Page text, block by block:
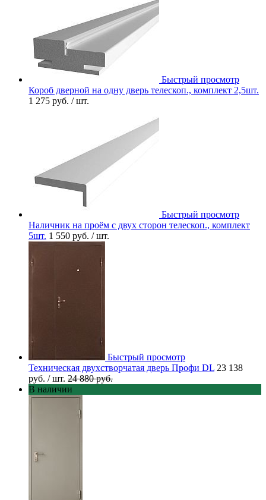
Быстрый просмотр
Короб дверной на одну дверь телескоп., комплект 2,5шт.
1 275 руб. / шт.
Быстрый просмотр
Наличник на проём с двух сторон телескоп., комплект
5шт. 1 550 руб. / шт.
Быстрый просмотр
Техническая двухстворчатая дверь Профи DL 23 138
руб. / шт. 24 880 руб.
В наличии